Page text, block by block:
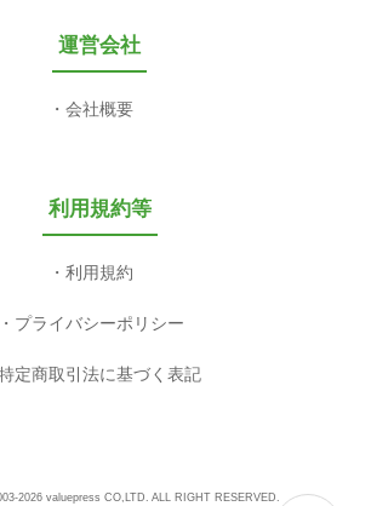
運営会社
会社概要
利用規約等
利用規約
プライバシーポリシー
定商取引法に基づく表記
2026 valuepress CO,LTD. ALL RIGHT RESERVED.